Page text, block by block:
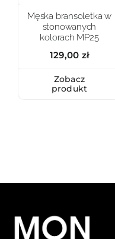
Męska bransoletka w
stonowanych
kolorach MP25
129,00 zł
Zobacz
produkt